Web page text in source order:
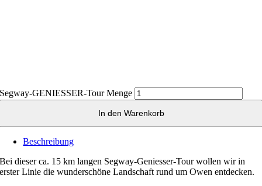
Segway-GENIESSER-Tour Menge
In den Warenkorb
Beschreibung
Bei dieser ca. 15 km langen Segway-Geniesser-Tour wollen wir in
erster Linie die wunderschöne Landschaft rund um Owen entdecken.